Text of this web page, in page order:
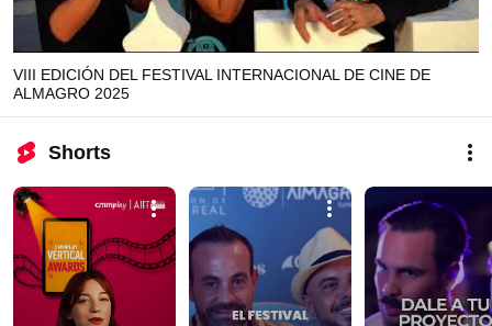
VIII EDICIÓN DEL FESTIVAL INTERNACIONAL DE CINE DE
ALMAGRO 2025
Shorts